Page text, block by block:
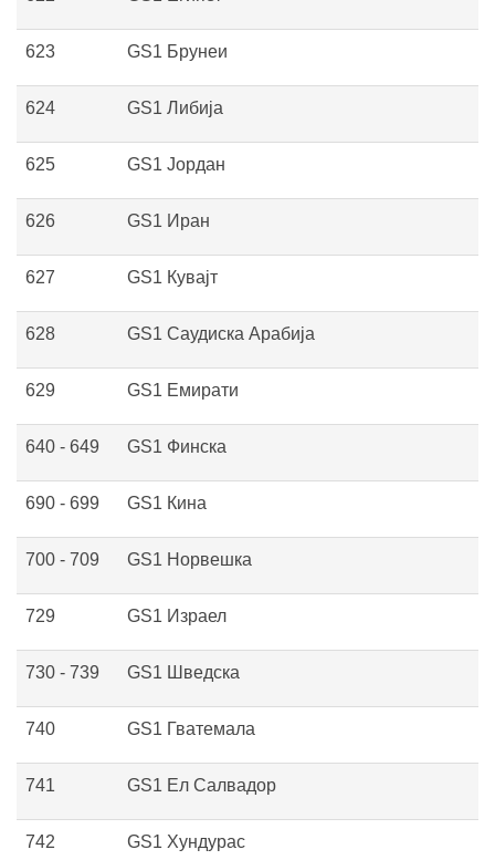
623 GS1 Брунеи
624 GS1 Либија
625 GS1 Јордан
626 GS1 Иран
627 GS1 Кувајт
628 GS1 Саудиска Арабија
629 GS1 Емирати
640 - 649 GS1 Финска
690 - 699 GS1 Кина
700 - 709 GS1 Норвешка
729 GS1 Израел
730 - 739 GS1 Шведска
740 GS1 Гватемала
741 GS1 Ел Салвадор
742 GS1 Хундурас